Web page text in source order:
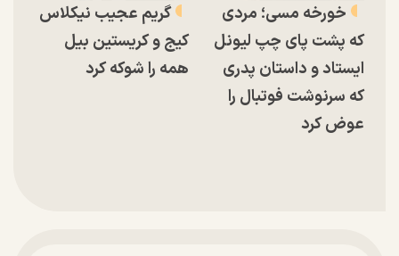
خورخه مسی؛ مردی
که پشت پای چپ لیونل
ایستاد و داستان پدری
که سرنوشت فوتبال را
عوض کرد
گریم عجیب نیکلاس
کیج و کریستین بیل
همه را شوکه کرد